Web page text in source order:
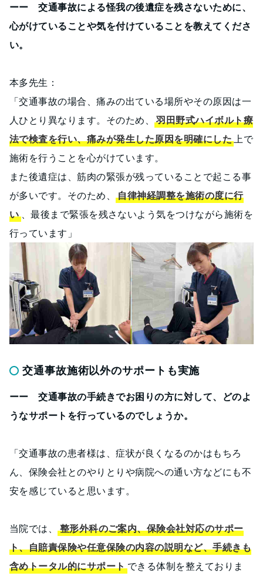
ーー 交通事故による怪我の後遺症を残さないために、
心がけていることや気を付けていることを教えてくださ
い。
本多先生：
「交通事故の場合、痛みの出ている場所やその原因は一
人ひとり異なります。そのため、羽田野式ハイボルト療
法で検査を行い、痛みが発生した原因を明確にした 上で
施術を行うことを心がけています。
また後遺症は、筋肉の緊張が残っていることで起こる事
が多いです。そのため、自律神経調整を施術の度に行
い、最後まで緊張を残さないよう気をつけながら施術を
行っています」
交通事故施術以外のサポートも実施
ーー 交通事故の手続きでお困りの方に対して、どのよ
うなサポートを行っているのでしょうか。
「交通事故の患者様は、症状が良くなるのかはもちろ
ん、保険会社とのやりとりや病院への通い方などにも不
安を感じていると思います。
当院では、整形外科のご案内、保険会社対応のサポー
ト、自賠責保険や任意保険の内容の説明など、手続きも
含めトータル的にサポートできる体制を整えておりま